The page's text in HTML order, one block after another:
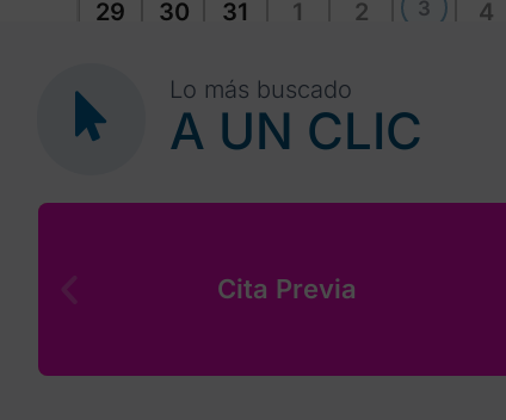
29 30 31 1 2 3 4
Lo más buscado
A UN CLIC
Cita Previa